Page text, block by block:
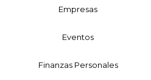
Empresas
Eventos
Finanzas Personales